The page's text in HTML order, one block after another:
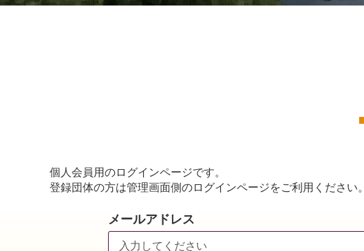
個人会員用のログインページです。
登録団体の方は管理画面側のログインページをご利用ください。
メールアドレス